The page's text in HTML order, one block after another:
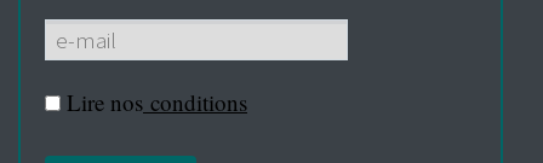
Lire nos conditions